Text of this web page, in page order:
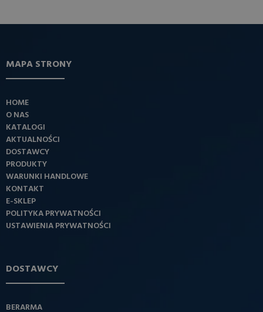
MAPA STRONY
HOME
O NAS
KATALOGI
AKTUALNOŚCI
DOSTAWCY
PRODUKTY
WARUNKI HANDLOWE
KONTAKT
E-SKLEP
POLITYKA PRYWATNOŚCI
USTAWIENIA PRYWATNOŚCI
DOSTAWCY
BERARMA